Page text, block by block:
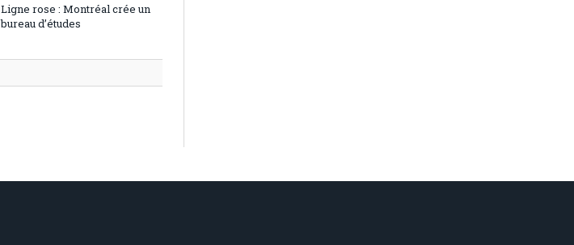
Ligne rose : Montréal crée un
bureau d’études